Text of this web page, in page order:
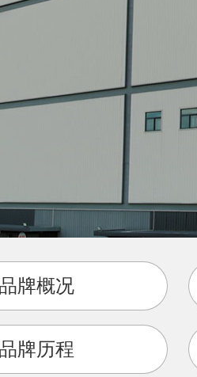
牌概况
牌历程